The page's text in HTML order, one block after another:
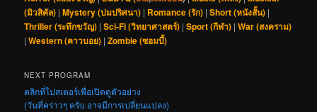
(มิวสิคัล) |Mystery (ปมปริศนา) | Romance (รัก) |Short (หนังสั้น) |
Thriller (ระทึกขวัญ) |Sci-Fi (วิทยาศาสตร์) |Sport (กีฬา) |War (สงคราม)
|Western (คาวบอย) |Zombie (ซอมบี้)
NEXT PROGRAM
คลิกที่โปสเตอร์เพื่อเปิดดูตัวอย่าง
(วันที่คร่าวๆ ครับ อาจมีการเปลี่ยนแปลง)